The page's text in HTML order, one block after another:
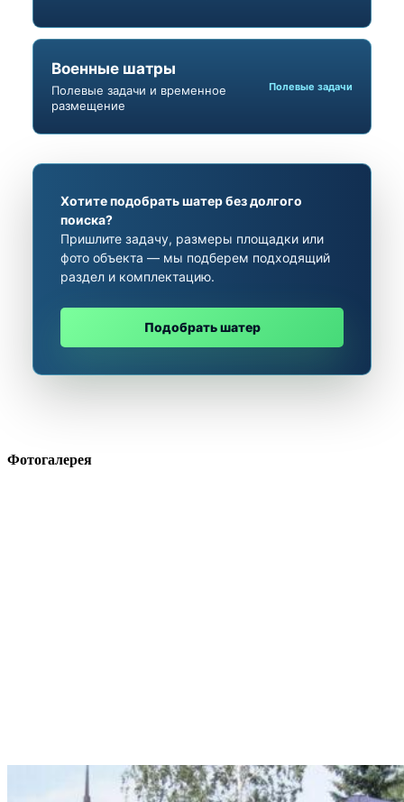
Военные шатры
Полевые задачи и временное
размещение
Полевые задачи
Хотите подобрать шатер без долгого
поиска?
Пришлите задачу, размеры площадки или
фото объекта — мы подберем подходящий
раздел и комплектацию.
Подобрать шатер
Фотогалерея